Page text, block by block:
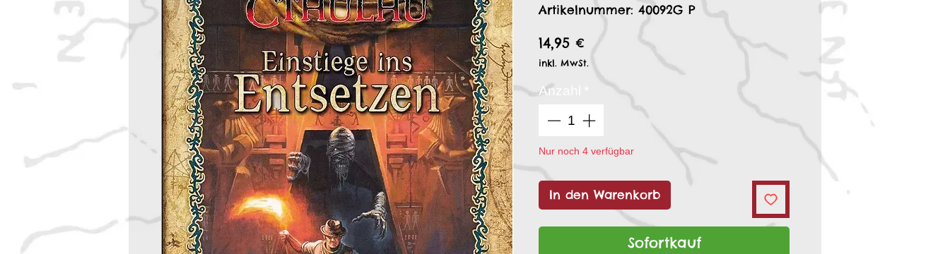
Artikelnummer: 40092G P
14,95 € Preis
inkl. MwSt.
Anzahl
Nur noch 4 verfügbar
In den Warenkorb
Sofortkauf